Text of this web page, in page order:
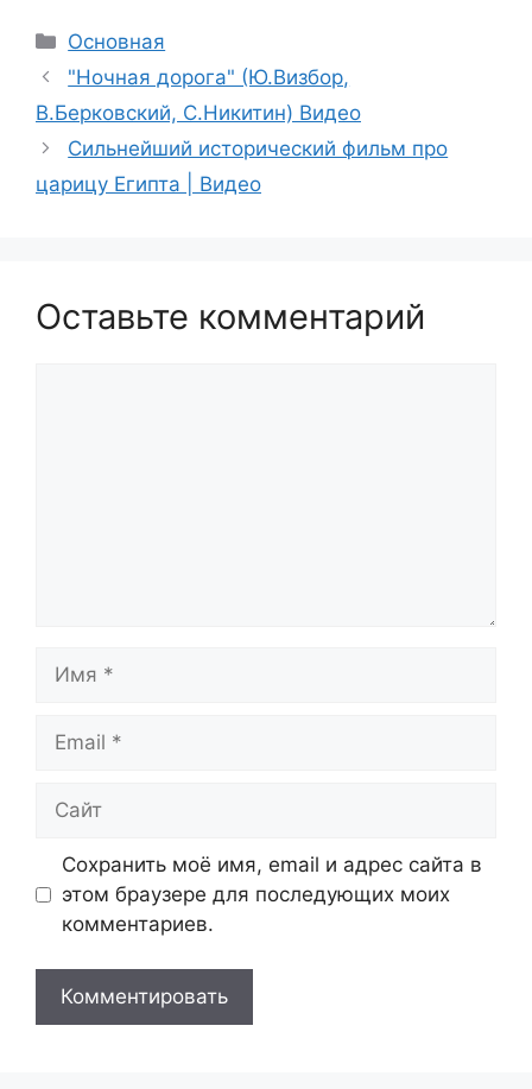
Рубрики
Основная
"Ночная дорога" (Ю.Визбор,
В.Берковский, С.Никитин) Видео
Сильнейший исторический фильм про
царицу Египта | Видео
Оставьте комментарий
Сохранить моё имя, email и адрес сайта в
этом браузере для последующих моих
комментариев.